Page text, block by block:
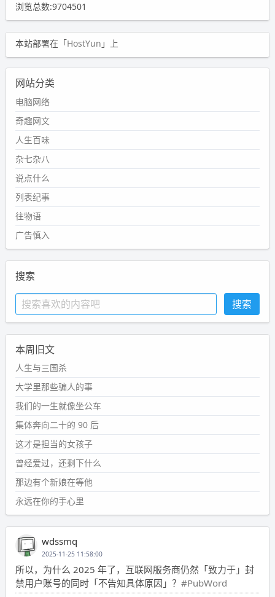
浏览总数:9704501
本站部署在「HostYun 」上
网站分类
电脑网络
奇趣网文
人生百味
杂七杂八
说点什么
列表纪事
往物语
广告慎入
搜索
本周旧文
人生与三国杀
大学里那些骗人的事
我们的一生就像坐公车
集体奔向二十的 90 后
这才是担当的女孩子
曾经爱过，还剩下什么
那边有个新娘在等他
永远在你的手心里
wdssmq
2025-11-25 11:58:00
所以，为什么 2025 年了，互联网服务商仍然「致力于」封
禁用户账号的同时「不告知具体原因」？ #PubWord